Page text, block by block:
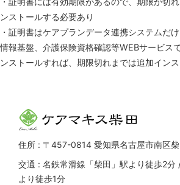
ンストールする必要あり
・証明書はケアプランデータ連携システムだ
情報基盤、介護保険資格確認等WEBサービス
ンストールすれば、期限切れまでは追加イン
住所 : 〒457-0814 愛知県名古屋市南区
交通 : 名鉄常滑線「柴田」駅より徒歩2分
より徒歩1分